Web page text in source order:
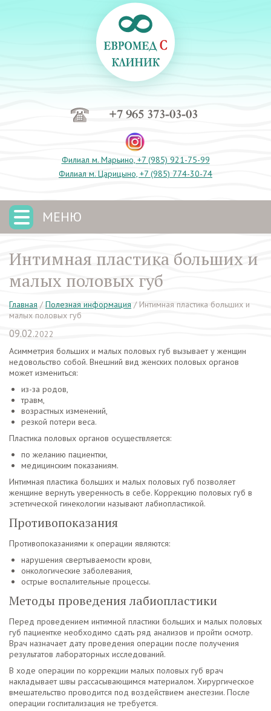
+7 965 373-03-03
Филиал м. Марьино, +7 (985) 921-75-99
Филиал м. Царицыно, +7 (985) 774-30-74
МЕНЮ
Интимная пластика больших и
малых половых губ
Главная / Полезная информация / Интимная пластика больших и
малых половых губ
09.02.2022
Асимметрия больших и малых половых губ вызывает у женщин
недовольство собой. Внешний вид женских половых органов
может измениться:
из-за родов,
травм,
возрастных изменений,
резкой потери веса.
Пластика половых органов осуществляется:
по желанию пациентки,
медицинским показаниям.
Интимная пластика больших и малых половых губ позволяет
женщине вернуть уверенность в себе. Коррекцию половых губ в
эстетической гинекологии называют лабиопластикой.
Противопоказания
Противопоказаниями к операции являются:
нарушения свертываемости крови,
онкологические заболевания,
острые воспалительные процессы.
Методы проведения лабиопластики
Перед проведением интимной пластики больших и малых половых
губ пациентке необходимо сдать ряд анализов и пройти осмотр.
Врач назначает дату проведения операции после получения
результатов лабораторных исследований.
В ходе операции по коррекции малых половых губ врач
накладывает швы рассасывающимся материалом. Хирургическое
вмешательство проводится под воздействием анестезии. После
операции госпитализация не требуется.